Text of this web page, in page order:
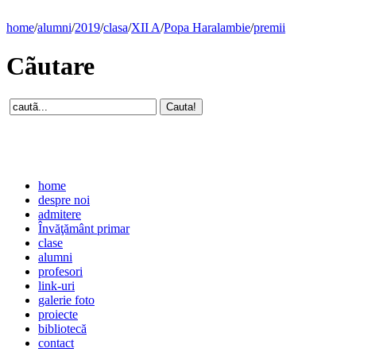
home/alumni/2019/clasa/XII A/Popa Haralambie/premii
Cãutare
home
despre noi
admitere
Învăţământ primar
clase
alumni
profesori
link-uri
galerie foto
proiecte
bibliotecă
contact